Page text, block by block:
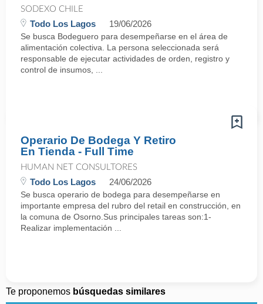
SODEXO CHILE
Todo Los Lagos 19/06/2026
Se busca Bodeguero para desempeñarse en el área de
alimentación colectiva. La persona seleccionada será
responsable de ejecutar actividades de orden, registro y
control de insumos, ...
Operario De Bodega Y Retiro
En Tienda - Full Time
HUMAN NET CONSULTORES
Todo Los Lagos 24/06/2026
Se busca operario de bodega para desempeñarse en
importante empresa del rubro del retail en construcción, en
la comuna de Osorno.Sus principales tareas son:1-
Realizar implementación ...
Te proponemos búsquedas similares